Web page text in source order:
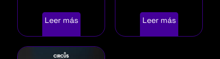
Leer más Leer más